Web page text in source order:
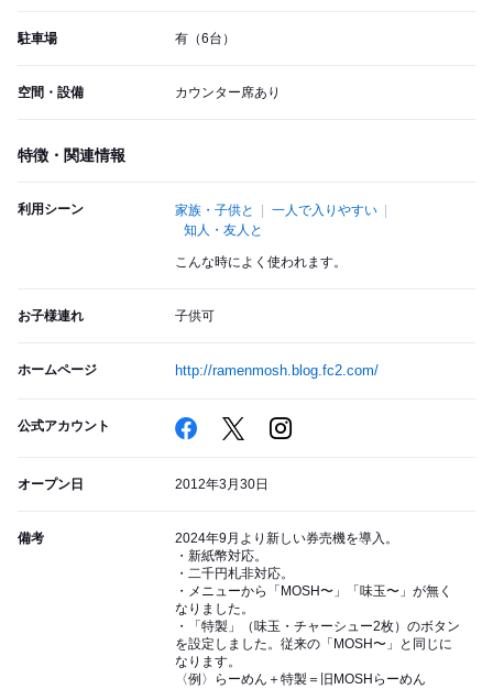
駐車場 有（6台）
空間・設備 カウンター席あり
特徴・関連情報
利用シーン 家族・子供と
一人で入りやすい
知人・友人と
こんな時によく使われます。
お子様連れ 子供可
ホームページ http://ramenmosh.blog.fc2.com/
公式アカウント
オープン日 2012年3月30日
備考
2024年9月より新しい券売機を導入。
・新紙幣対応。
・二千円札非対応。
・メニューから「MOSH〜」「味玉〜」が無く
なりました。
・「特製」（味玉・チャーシュー2枚）のボタン
を設定しました。従来の「MOSH〜」と同じに
なります。
〈例〉らーめん＋特製＝旧MOSHらーめん